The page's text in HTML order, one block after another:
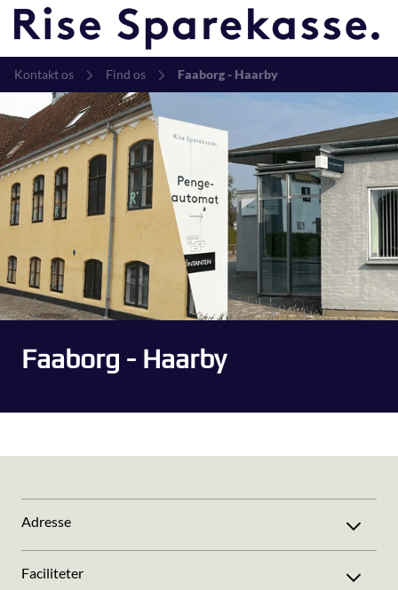
Kontakt os Find os Faaborg - Haarby
Faaborg - Haarby
Adresse
Faciliteter